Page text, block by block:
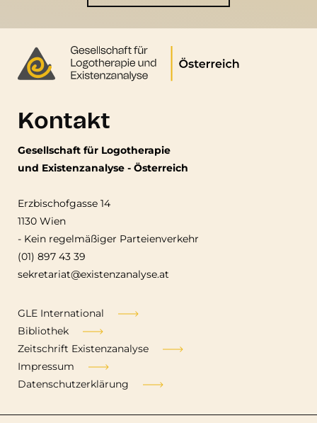
Kontakt
Gesellschaft für Logotherapie
und Existenzanalyse - Österreich
Erzbischofgasse 14
1130 Wien
- Kein regelmäßiger Parteienverkehr
(01) 897 43 39
sekretariat@existenzanalyse.at
GLE International
Bibliothek
Zeitschrift Existenzanalyse
Impressum
Datenschutzerklärung